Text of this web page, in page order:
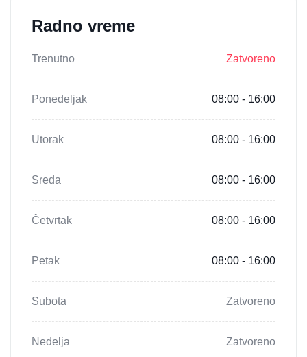
Radno vreme
Trenutno Zatvoreno
Ponedeljak 08:00 - 16:00
Utorak 08:00 - 16:00
Sreda 08:00 - 16:00
Četvrtak 08:00 - 16:00
Petak 08:00 - 16:00
Subota Zatvoreno
Nedelja Zatvoreno